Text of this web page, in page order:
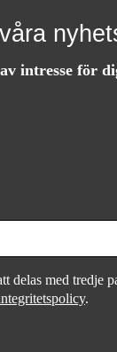
intresse för
delas med tredje
.